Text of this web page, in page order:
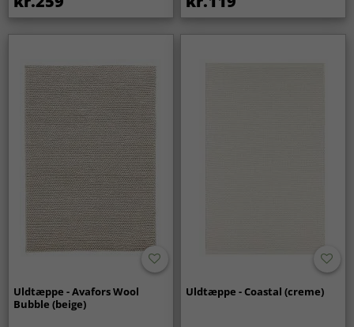
Uldtæppe - Avafors Wool
Bubble (beige)
Uldtæppe - Coastal (creme)